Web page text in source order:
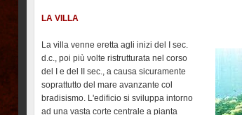
LA VILLA
La villa venne eretta agli inizi del I sec.
d.c., poi più volte ristrutturata nel corso
del I e del II sec., a causa sicuramente
soprattutto del mare avanzante col
bradisismo. L'edificio si sviluppa intorno
ad una vasta corte centrale a pianta